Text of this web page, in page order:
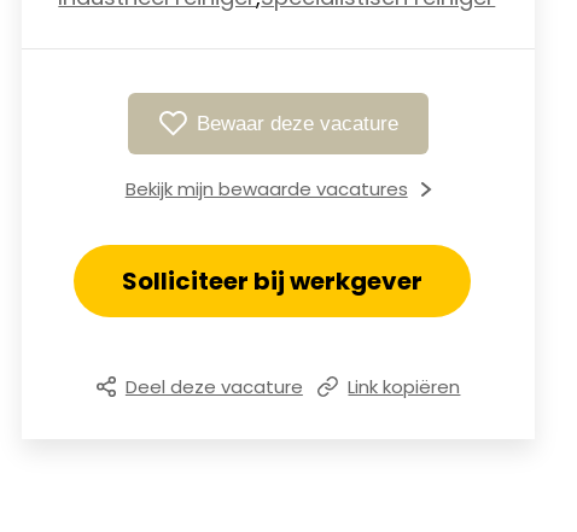
Bewaar deze vacature
Bekijk mijn bewaarde vacatures
Solliciteer bij werkgever
Deel deze vacature Link kopiëren